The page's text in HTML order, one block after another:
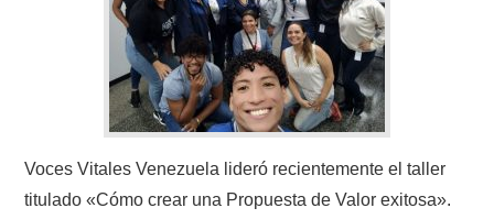
Voces Vitales Venezuela lideró recientemente el taller
titulado «Cómo crear una Propuesta de Valor exitosa».